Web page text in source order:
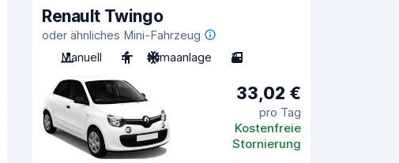
Renault Twingo
oder ähnliches Mini-Fahrzeug
Manuell
4 Klimaanlage 3
33,02 €
pro Tag
Kostenfreie
Stornierung